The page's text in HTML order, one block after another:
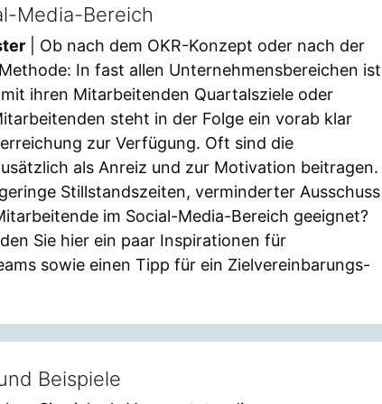
Media-Bereich
| Ob nach dem OKR-Konzept oder nach der
In fast allen Unternehmensbereichen ist
ihren Mitarbeitenden Quartalsziele oder
steht in der Folge ein vorab klar
zur Verfügung. Oft sind die
als Anreiz und zur Motivation beitragen.
Stillstandszeiten, verminderter Ausschuss
im Social-Media-Bereich geeignet?
Sie hier ein paar Inspirationen für
sowie einen Tipp für ein Zielvereinbarungs-
Beispiele